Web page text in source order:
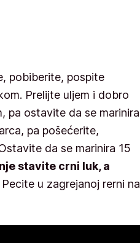
pobiberite, pospite
Prelijte uljem i dobro
pa ostavite da se marinira
pa pošećerite,
da se marinira 15
stavite crni luk, a
Pecite u zagrejanoj rerni na